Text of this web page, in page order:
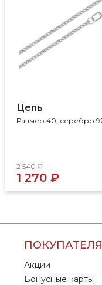
Цепь
Размер 40, серебро
2 540 ₽
1 270 ₽
Акции
Бонусные карты